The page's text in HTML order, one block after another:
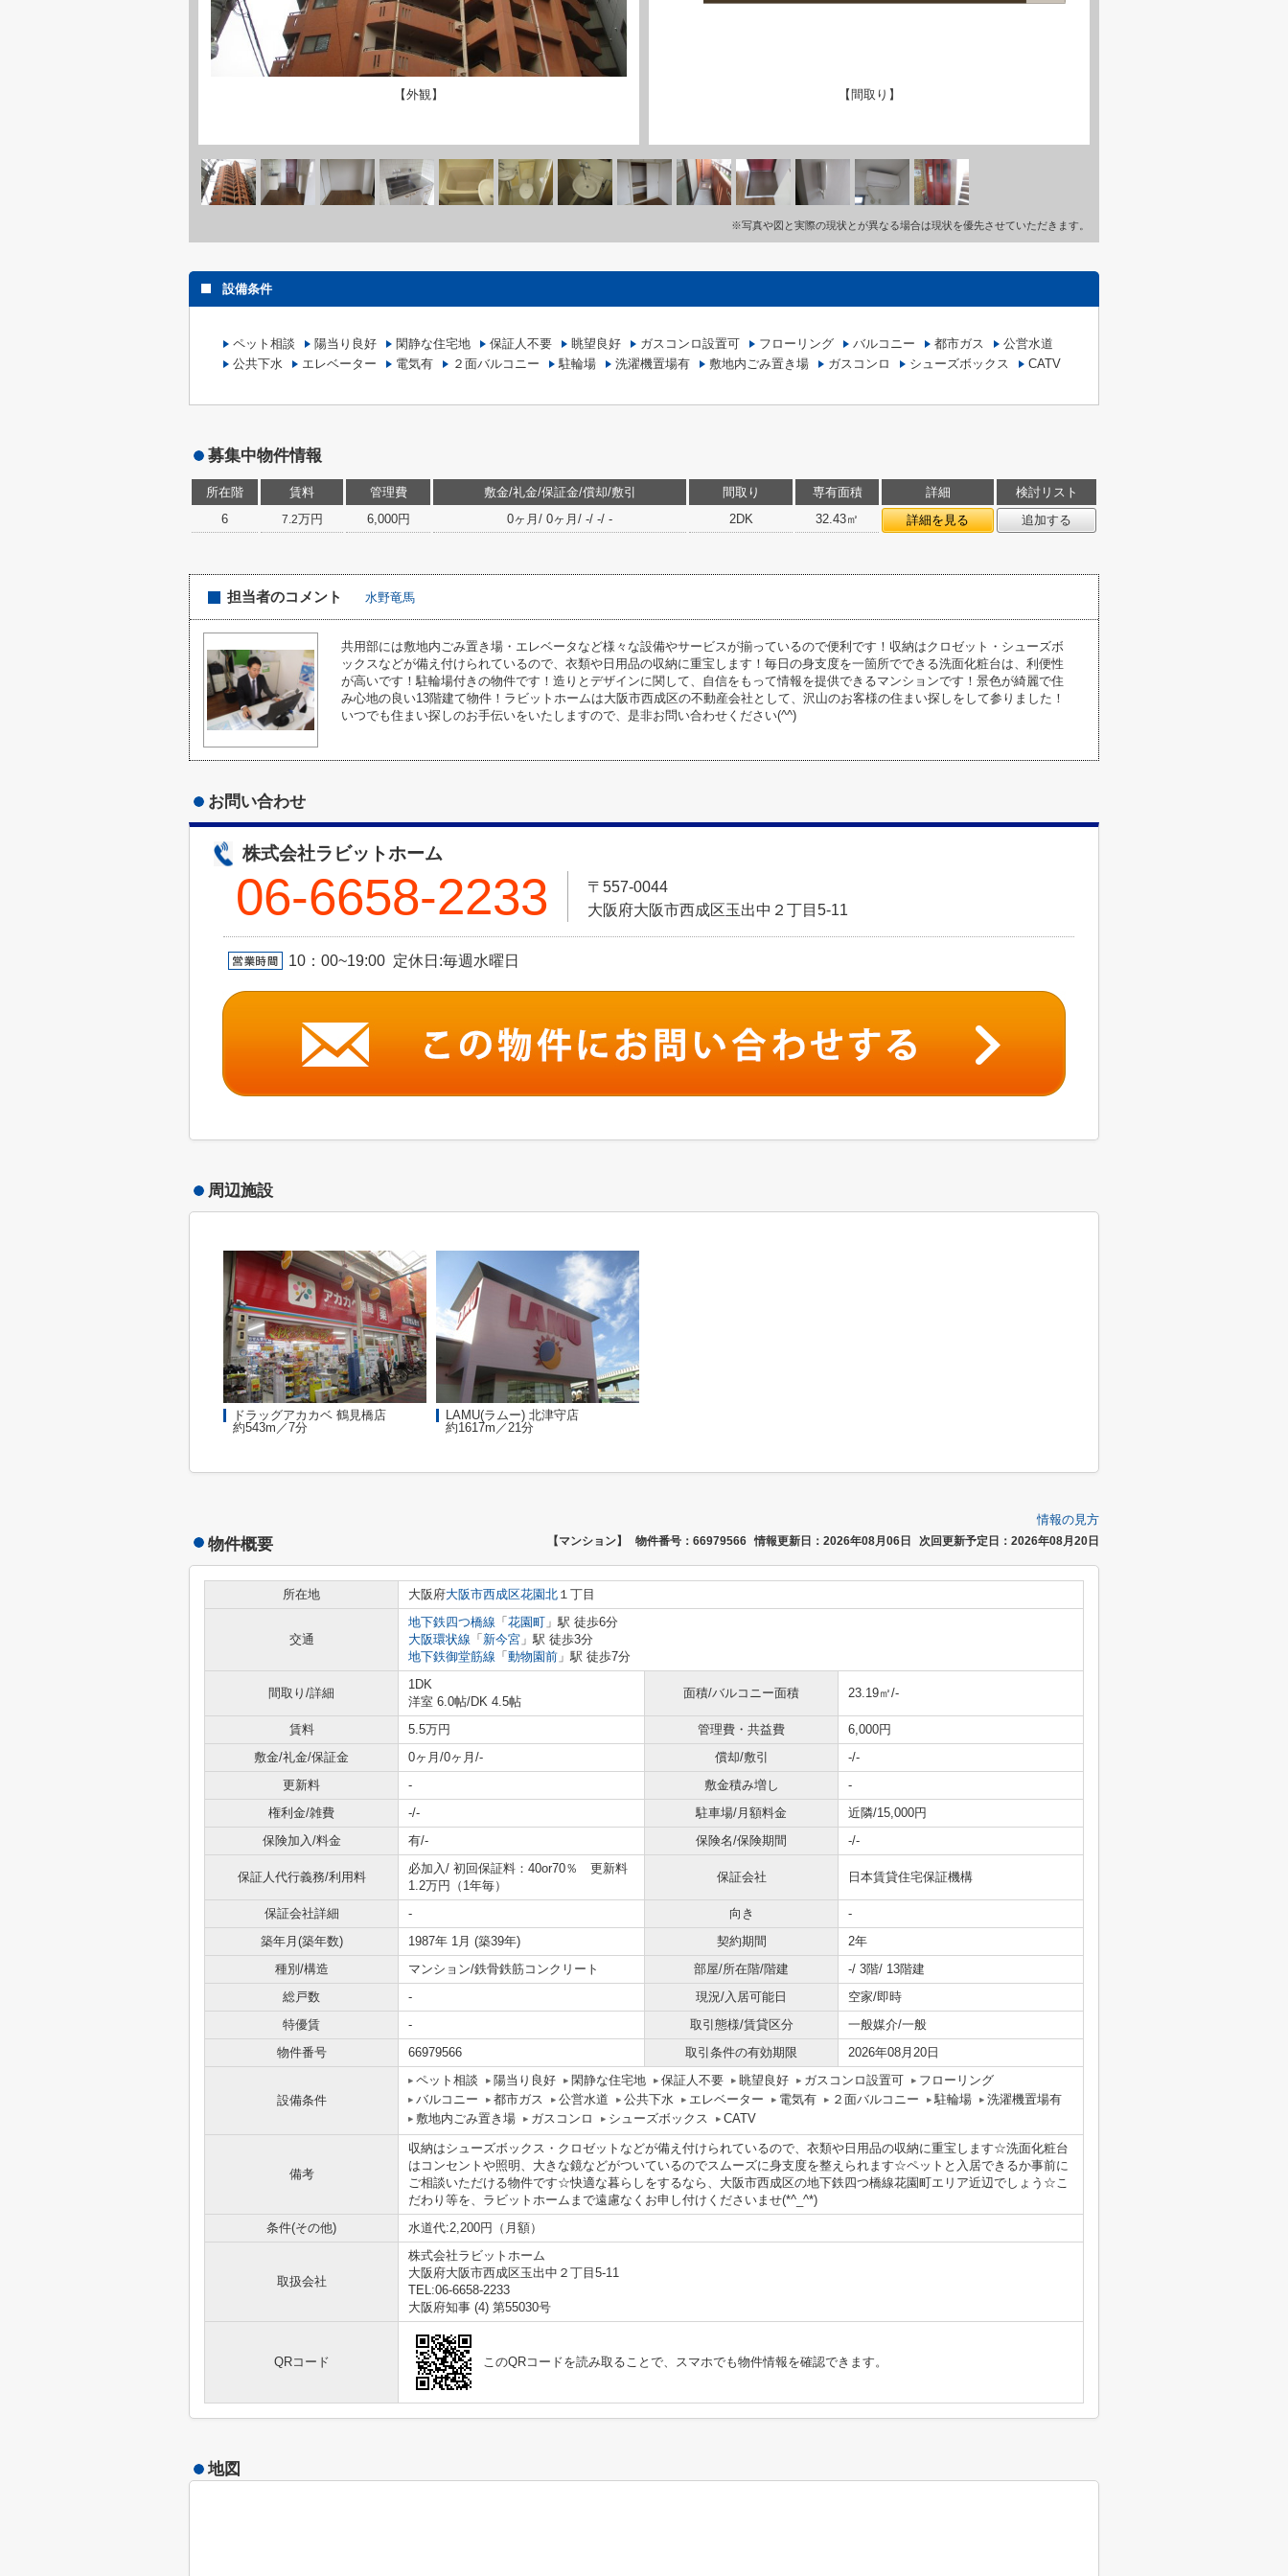
【外観】 【間取り】
※写真や図と実際の現状とが異なる場合は現状を優先させていただきます。
設備条件
ペット相談 陽当り良好 閑静な住宅地 保証人不要 眺望良好 ガスコンロ設置可 フローリング バルコニー 都市ガス
公営水道
公共下水
エレベーター 電気有 ２面バルコニー 駐輪場 洗濯機置場有 敷地内ごみ置き場 ガスコンロ シューズボックス CATV
募集中物件情報
所在階 賃料 管理費 敷金/礼金/保証金/償却/敷引 間取り 専有面積 詳細
検討リスト
6
7.2万円 6,000円 0ヶ月/ 0ヶ月/ -/ -/ - 2DK 32.43㎡ 詳細を見る 追加する
担当者のコメント 水野竜馬
共用部には敷地内ごみ置き場・エレベータなど様々な設備やサービスが揃っているので便利です！収納はクロゼット・シューズボ
ックスなどが備え付けられているので、衣類や日用品の収納に重宝します！毎日の身支度を一箇所でできる洗面化粧台は、利便性
が高いです！駐輪場付きの物件です！造りとデザインに関して、自信をもって情報を提供できるマンションです！景色が綺麗で住
み心地の良い13階建て物件！ラビットホームは大阪市西成区の不動産会社として、沢山のお客様の住まい探しをして参りました！
いつでも住まい探しのお手伝いをいたしますので、是非お問い合わせください(^^)
お問い合わせ
株式会社ラビットホーム
06-6658-2233
〒557-0044
大阪府大阪市西成区玉出中２丁目5-11
10：00~19:00 定休日:毎週水曜日
周辺施設
ドラッグアカカベ 鶴見橋店
約543m／7分
LAMU(ラムー) 北津守店
約1617m／21分
情報の見方
物件概要 【マンション】 物件番号：66979566 情報更新日：2026年08月06日 次回更新予定日：2026年08月20日
所在地 大阪府大阪市西成区花園北 １丁目
交通
地下鉄四つ橋線 「 花園町 」駅 徒歩6分
大阪環状線 「 新今宮 」駅 徒歩3分
地下鉄御堂筋線 「 動物園前 」駅 徒歩7分
間取り/詳細
1DK
洋室 6.0帖/DK 4.5帖
面積/バルコニー面積 23.19㎡/-
賃料 5.5万円 管理費・共益費
6,000円
敷金/礼金/保証金
0ヶ月/0ヶ月/- 償却/敷引
-/-
更新料
- 敷金積み増し
-
権利金/雑費
-/- 駐車場/月額料金
近隣/15,000円
保険加入/料金
有/- 保険名/保険期間 -/-
保証人代行義務/利用料
必加入/ 初回保証料：40or70％ 更新料
1.2万円（1年毎）
保証会社 日本賃貸住宅保証機構
保証会社詳細 - 向き
-
築年月(築年数)
1987年 1月 (築39年) 契約期間
2年
種別/構造
マンション/鉄骨鉄筋コンクリート 部屋/所在階/階建
-/ 3階/ 13階建
総戸数
- 現況/入居可能日
空家/即時
特優賃
- 取引態様/賃貸区分
一般媒介/一般
物件番号
66979566 取引条件の有効期限 2026年08月20日
設備条件
ペット相談 陽当り良好 閑静な住宅地 保証人不要 眺望良好 ガスコンロ設置可
フローリング
バルコニー
都市ガス 公営水道 公共下水 エレベーター 電気有 ２面バルコニー 駐輪場
洗濯機置場有
敷地内ごみ置き場
ガスコンロ シューズボックス CATV
備考
収納はシューズボックス・クロゼットなどが備え付けられているので、衣類や日用品の収納に重宝します☆洗面化粧台
はコンセントや照明、大きな鏡などがついているのでスムーズに身支度を整えられます☆ペットと入居できるか事前に
ご相談いただける物件です☆快適な暮らしをするなら、大阪市西成区の地下鉄四つ橋線花園町エリア近辺でしょう☆こ
だわり等を、ラビットホームまで遠慮なくお申し付けくださいませ(*^_^*)
条件(その他)
水道代:2,200円（月額）
取扱会社
株式会社ラビットホーム
大阪府大阪市西成区玉出中２丁目5-11
TEL:06-6658-2233
大阪府知事 (4) 第55030号
QRコード このQRコードを読み取ることで、スマホでも物件情報を確認できます。
地図